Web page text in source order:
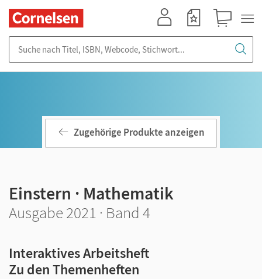
Zugehörige Produkte anzeigen
Einstern · Mathematik
Ausgabe 2021 · Band 4
Interaktives Arbeitsheft
Zu den Themenheften